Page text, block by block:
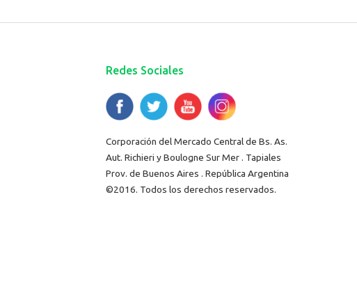
Redes Sociales
Corporación del Mercado Central de Bs. As.
Aut. Richieri y Boulogne Sur Mer . Tapiales
Prov. de Buenos Aires . República Argentina
©2016. Todos los derechos reservados.